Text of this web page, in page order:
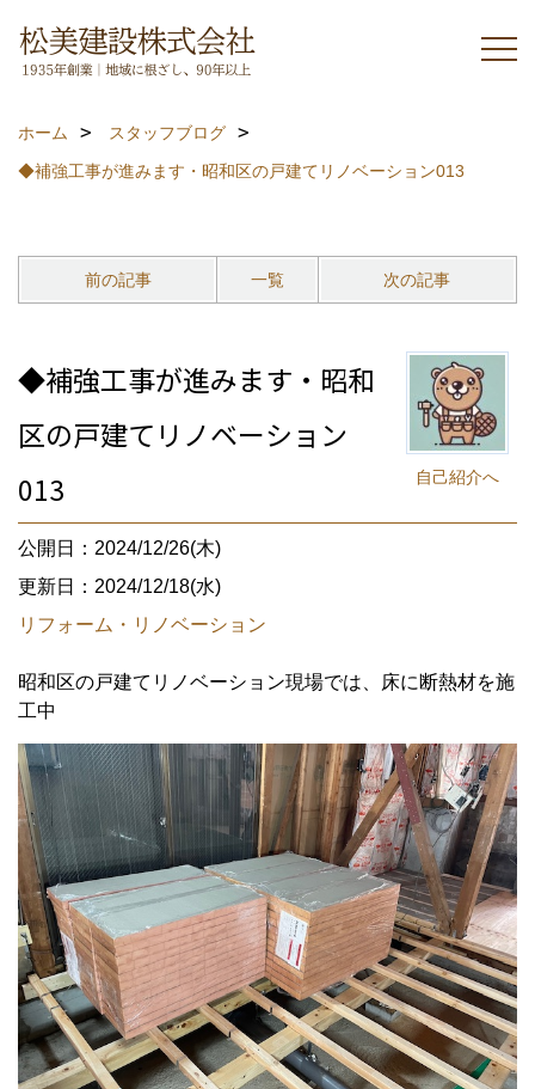
ホーム
スタッフブログ
◆補強工事が進みます・昭和区の戸建てリノベーション013
前の記事 一覧 次の記事
自己紹介へ
◆補強工事が進みます・昭和
区の戸建てリノベーション
013
公開日：2024/12/26(木)
更新日：2024/12/18(水)
リフォーム・リノベーション
昭和区の戸建てリノベーション現場では、床に断熱材を施
工中